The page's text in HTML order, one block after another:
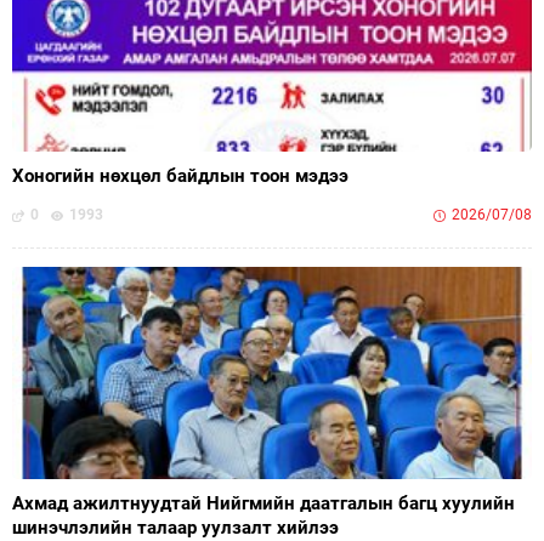
Хоногийн нөхцөл байдлын тоон мэдээ
0 1993 2026/07/08
Ахмад ажилтнуудтай Нийгмийн даатгалын багц хуулийн
шинэчлэлийн талаар уулзалт хийлээ